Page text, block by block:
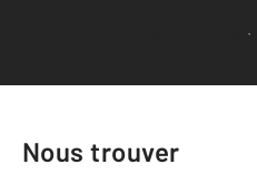
Voir tous
Nous trouver